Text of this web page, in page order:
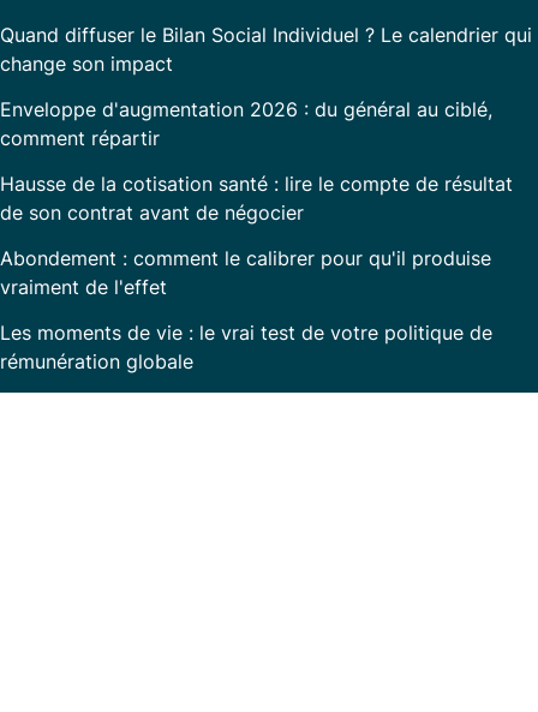
Quand diffuser le Bilan Social Individuel ? Le calendrier qui
change son impact
Enveloppe d'augmentation 2026 : du général au ciblé,
comment répartir
Hausse de la cotisation santé : lire le compte de résultat
de son contrat avant de négocier
Abondement : comment le calibrer pour qu'il produise
vraiment de l'effet
Les moments de vie : le vrai test de votre politique de
rémunération globale